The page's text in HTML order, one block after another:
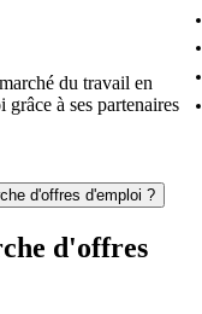
du travail en
à ses partenaires
d'offres d'emploi ?
d'offres